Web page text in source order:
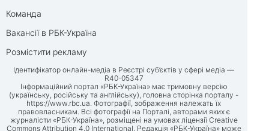
Команда
Вакансії в РБК-Україна
Розмістити рекламу
Ідентифікатор онлайн-медіа в Реєстрі суб’єктів у сфері медіа —
R40-05347
Інформаційний портал «РБК-Україна» має тримовну версію
(українську, російську та англійську), головна сторінка порталу -
https://www.rbc.ua. Фотографії, зображення належать їх
правовласникам. Всі фотографії на Порталі, авторами яких є
журналісти «РБК-Україна», розміщені на умовах ліцензії Creative
Commons Attribution 4.0 International. Редакція «РБК-Україна» може